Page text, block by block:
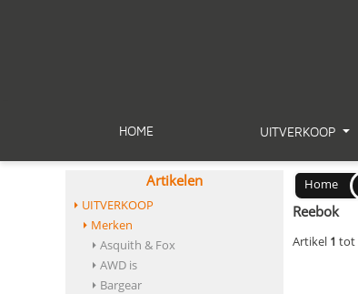
HOME UITVERKOOP
Artikelen
UITVERKOOP
Merken
Asquith & Fox
AWD is
Bargear
Home
Reebok
Artikel 1 tot